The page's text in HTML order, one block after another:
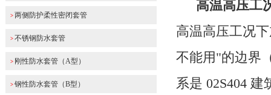
> 两侧防护柔性密闭套管
> 不锈钢防水套管
> 刚性防水套管（A型）
> 钢性防水套管（B型）
高温高压工
高温高压工况
不能用"的边界
系是 02S404